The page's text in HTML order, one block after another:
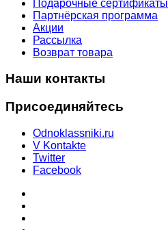
Подарочные сертификаты
Партнёрская программа
Акции
Рассылка
Возврат товара
Наши контакты
Присоединяйтесь
Odnoklassniki.ru
V Kontakte
Twitter
Facebook